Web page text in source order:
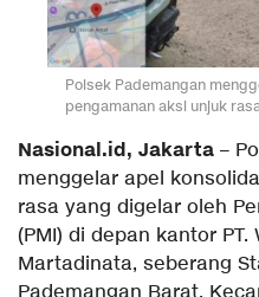
Polsek Pademangan
pengamanan aksi unjuk
Nasional.id, Jakarta –
menggelar apel
rasa yang digelar oleh
(PMI) di depan kantor PT.
Martadinata, seberang